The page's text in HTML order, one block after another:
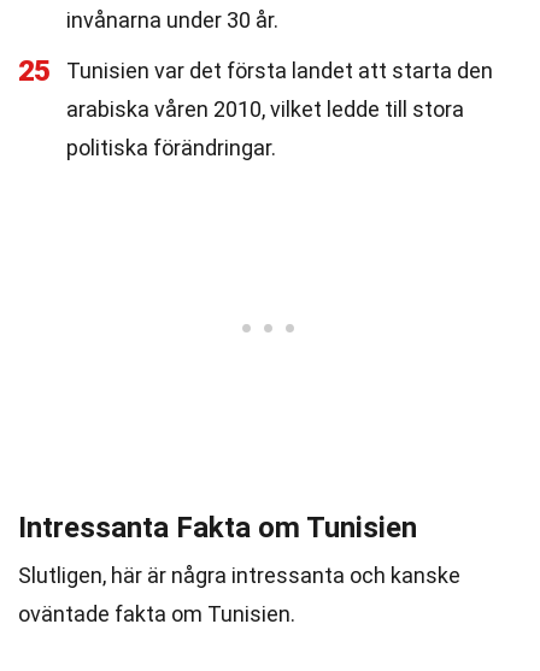
invånarna under 30 år.
25
Tunisien var det första landet att starta den
arabiska våren 2010, vilket ledde till stora
politiska förändringar.
Intressanta Fakta om Tunisien
Slutligen, här är några intressanta och kanske
oväntade fakta om Tunisien.